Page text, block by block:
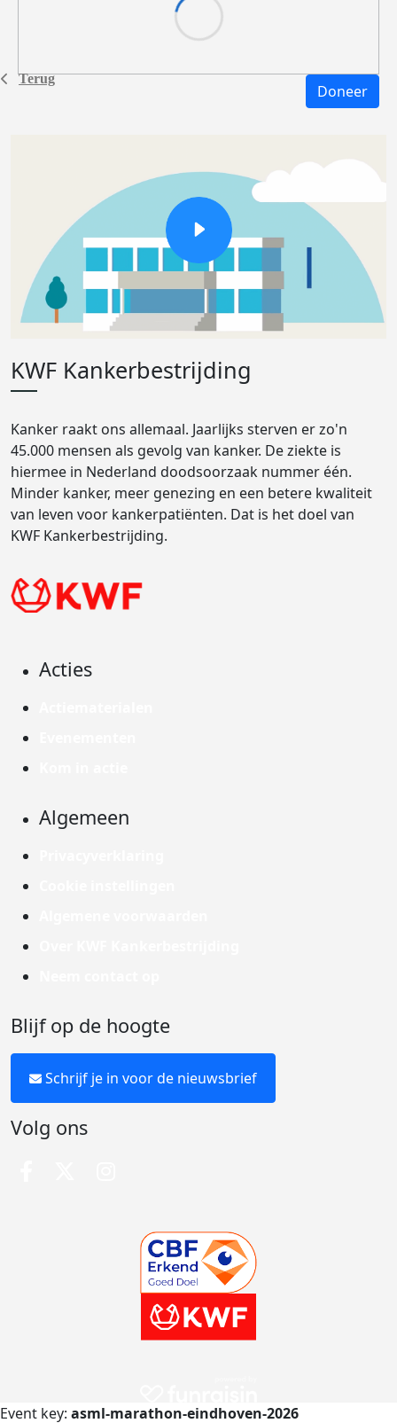
Terug
Doneer
KWF Kankerbestrijding
Kanker raakt ons allemaal. Jaarlijks sterven er zo'n
45.000 mensen als gevolg van kanker. De ziekte is
hiermee in Nederland doodsoorzaak nummer één.
Minder kanker, meer genezing en een betere kwaliteit
van leven voor kankerpatiënten. Dat is het doel van
KWF Kankerbestrijding.
Acties
Algemeen
Blijf op de hoogte
Schrijf je in voor de nieuwsbrief
Volg ons
Event key: asml-marathon-eindhoven-2026